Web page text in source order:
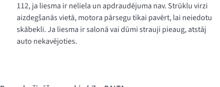
112, ja liesma ir neliela un apdraudējuma nav. Strūklu virzi
aizdegšanās vietā, motora pārsegu tikai pavērt, lai neiedotu
skābekli. Ja liesma ir salonā vai dūmi strauji pieaug, atstāj
auto nekavējoties.